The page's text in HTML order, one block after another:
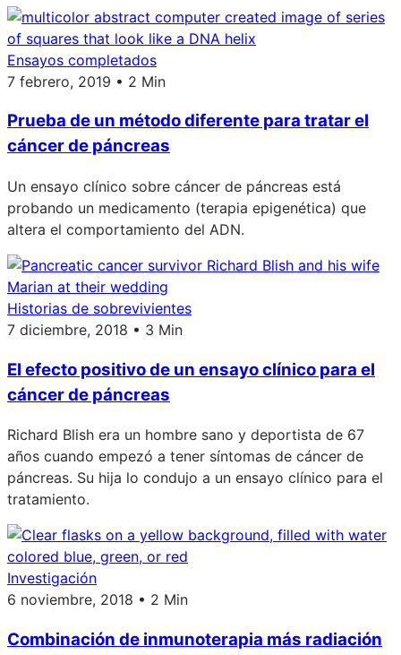
Ensayos completados
7 febrero, 2019 • 2 Min
Prueba de un método diferente para tratar el
cáncer de páncreas
Un ensayo clínico sobre cáncer de páncreas está
probando un medicamento (terapia epigenética) que
altera el comportamiento del ADN.
Historias de sobrevivientes
7 diciembre, 2018 • 3 Min
El efecto positivo de un ensayo clínico para el
cáncer de páncreas
Richard Blish era un hombre sano y deportista de 67
años cuando empezó a tener síntomas de cáncer de
páncreas. Su hija lo condujo a un ensayo clínico para el
tratamiento.
Investigación
6 noviembre, 2018 • 2 Min
Combinación de inmunoterapia más radiación